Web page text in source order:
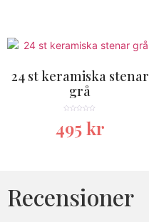
24 st keramiska stenar
grå
495kr
Recensioner